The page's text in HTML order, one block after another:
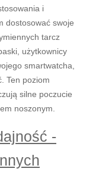
i
dostosować swoje
tarcz
użytkownicy
smartwatcha,
Ten poziom
silne poczucie
noszonym.
-